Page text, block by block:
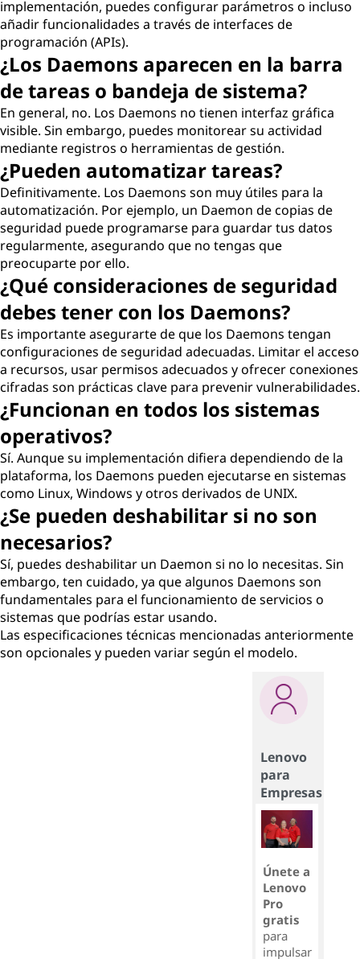
implementación, puedes configurar parámetros o incluso
añadir funcionalidades a través de interfaces de
programación (APIs).
¿Los Daemons aparecen en la barra
de tareas o bandeja de sistema?
En general, no. Los Daemons no tienen interfaz gráfica
visible. Sin embargo, puedes monitorear su actividad
mediante registros o herramientas de gestión.
¿Pueden automatizar tareas?
Definitivamente. Los Daemons son muy útiles para la
automatización. Por ejemplo, un Daemon de copias de
seguridad puede programarse para guardar tus datos
regularmente, asegurando que no tengas que
preocuparte por ello.
¿Qué consideraciones de seguridad
debes tener con los Daemons?
Es importante asegurarte de que los Daemons tengan
configuraciones de seguridad adecuadas. Limitar el acceso
a recursos, usar permisos adecuados y ofrecer conexiones
cifradas son prácticas clave para prevenir vulnerabilidades.
¿Funcionan en todos los sistemas
operativos?
Sí. Aunque su implementación difiera dependiendo de la
plataforma, los Daemons pueden ejecutarse en sistemas
como Linux, Windows y otros derivados de UNIX.
¿Se pueden deshabilitar si no son
necesarios?
Sí, puedes deshabilitar un Daemon si no lo necesitas. Sin
embargo, ten cuidado, ya que algunos Daemons son
fundamentales para el funcionamiento de servicios o
sistemas que podrías estar usando.
Las especificaciones técnicas mencionadas anteriormente
son opcionales y pueden variar según el modelo.
Lenovo
para
Empresas
Únete a
Lenovo
Pro
gratis
para
impulsar